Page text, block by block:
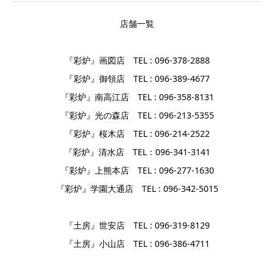
店舗一覧
『彩炉』画図店 TEL : 096-378-2888
『彩炉』御領店 TEL : 096-389-4677
『彩炉』南高江店 TEL : 096-358-8131
『彩炉』光の森店 TEL : 096-213-5355
『彩炉』桜木店 TEL : 096-214-2522
『彩炉』清水店 TEL：096-341-3141
『彩炉』上熊本店 TEL : 096-277-1630
『彩炉』学園大通店 TEL : 096-342-5015
『土房』世安店 TEL : 096-319-8129
『土房』小山店 TEL : 096-386-4711